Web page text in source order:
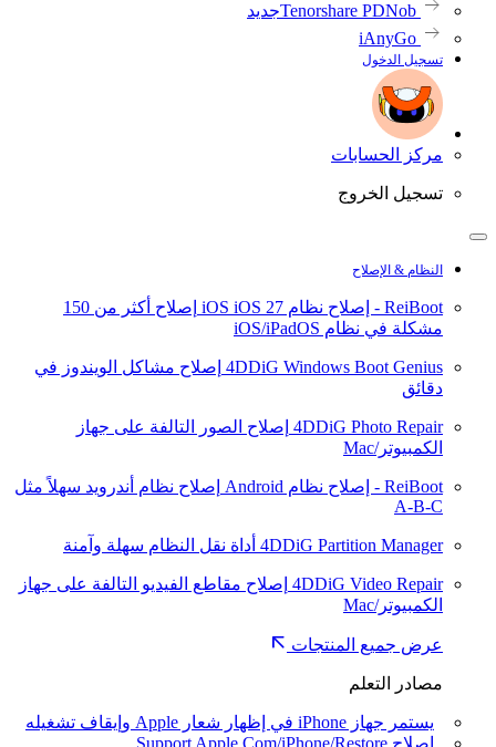
Tenorshare PDNobجديد
iAnyGo
تسجيل الدخول
مركز الحسابات
تسجيل الخروج
النظام & الإصلاح
ReiBoot - إصلاح نظام iOS iOS 27
إصلاح أكثر من 150
مشكلة في نظام iOS/iPadOS
4DDiG Windows Boot Genius إصلاح مشاكل الويندوز في
دقائق
4DDiG Photo Repair إصلاح الصور التالفة على جهاز
الكمبيوتر/Mac
ReiBoot - إصلاح نظام Android
إصلاح نظام أندرويد سهلاً مثل
A-B-C
4DDiG Partition Manager أداة نقل النظام سهلة وآمنة
4DDiG Video Repair إصلاح مقاطع الفيديو التالفة على جهاز
الكمبيوتر/Mac
عرض جميع المنتجات
مصادر التعلم
يستمر جهاز iPhone في إظهار شعار Apple وإيقاف تشغيله
إصلاح Support Apple Com/iPhone/Restore